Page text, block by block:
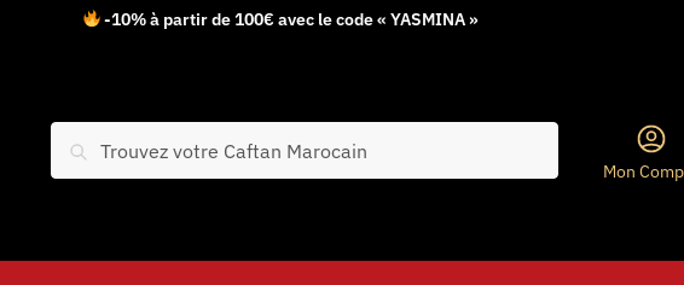
-10% à partir de 100€ avec le code « YASMINA »
Recherche
Mon